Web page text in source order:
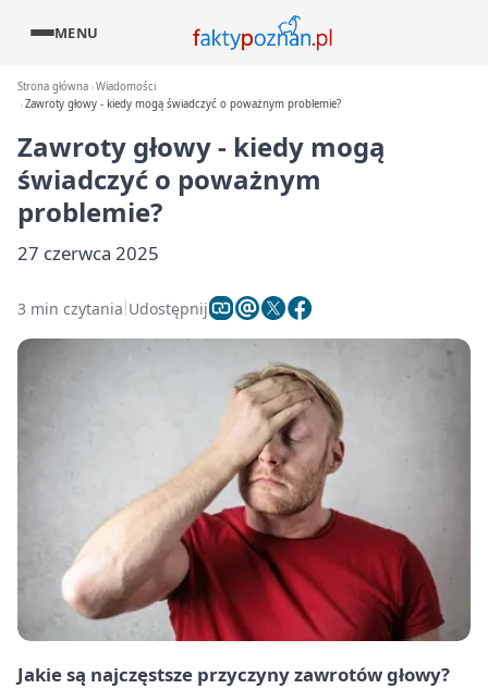
MENU
Strona główna Wiadomości
Zawroty głowy - kiedy mogą świadczyć o poważnym problemie?
Zawroty głowy - kiedy mogą
świadczyć o poważnym
problemie?
27 czerwca 2025
3 min czytania Udostępnij
Jakie są najczęstsze przyczyny zawrotów głowy?